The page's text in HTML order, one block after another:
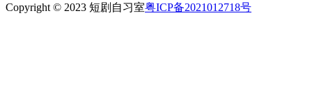
Copyright © 2023 短剧自习室粤ICP备2021012718号